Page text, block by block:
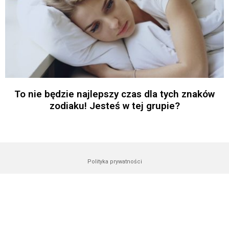
To nie będzie najlepszy czas dla tych znaków
zodiaku! Jesteś w tej grupie?
Polityka prywatności